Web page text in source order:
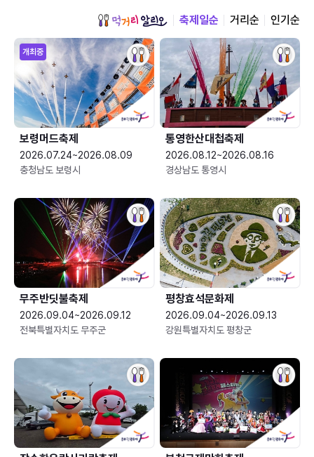
축제일순 거리순 인기순
개최중
보령머드축제
2026.07.24~2026.08.09
충청남도 보령시
통영한산대첩축제
2026.08.12~2026.08.16
경상남도 통영시
무주반딧불축제
2026.09.04~2026.09.12
전북특별자치도 무주군
평창효석문화제
2026.09.04~2026.09.13
강원특별자치도 평창군